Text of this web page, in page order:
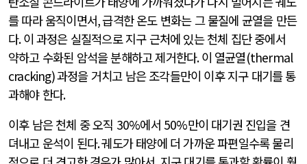
를 따라 움직이면서,급격한 온도 변화는 그 물질에 균열을 만든
다.이 과정은 실질적으로 지구 근처에 있는 천체 집단 중에서
약하고 수화된 암석을 분해하고 제거한다.이 열균열(thermal
cracking)과정을 거치고 남은 조각들만이 이후 지구 대기를 통
과해야 한다.
이후 남은 천체 중 오직 30%에서 50%만이 대기권 진입을 견
뎌내고 운석이 된다.궤도가 태양에 더 가까운 파편일수록 물리